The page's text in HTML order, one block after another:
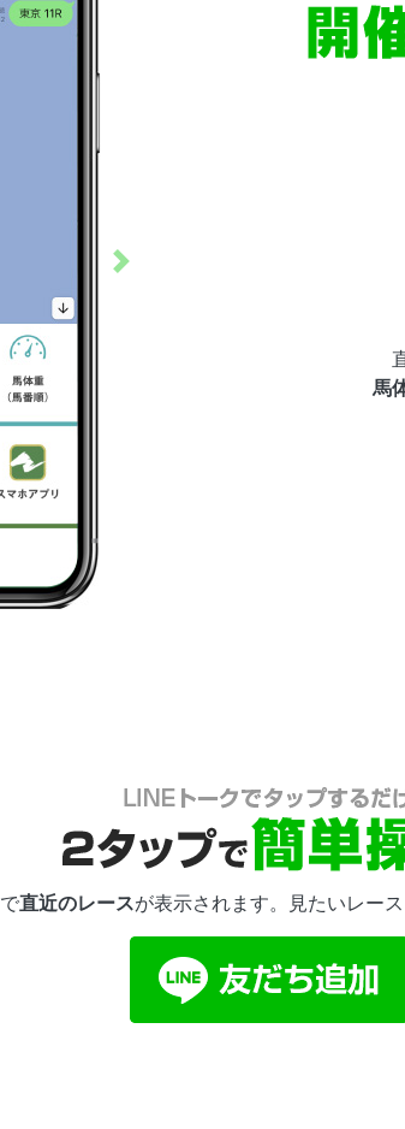
次へ
馬
直近のレースが表示されます。見たいレー